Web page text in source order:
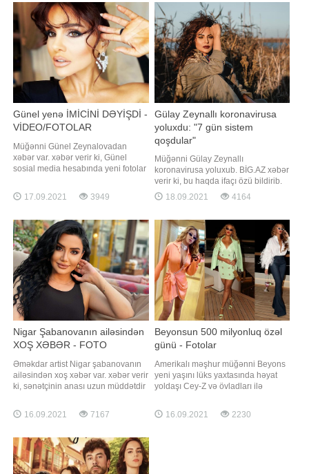
Diqqət!. Əziz Dostlarım, Hacı
Nuranın 4-cu dalğasi başlayıb
Günel yenə İMİCİNİ DƏYİŞDİ -
VİDEO/FOTOLAR
Müğənni Günel Zeynalovadan
xəbər var. xəbər verir ki, Günel
sosial media hesabında yeni fotolar
yeni imici izləyicilərin diqqətin
çəkib. O, saçlarının rəngində və
İzləyiciləri onun yeni görünüşünü
bəyəniblər. Həmin görüntüləri
təqdim edirik:
17.09.2021 3949
Gülay Zeynallı koronavirusa
yoluxdu: "7 gün sistem
qoşdular"
Müğənni Gülay Zeynallı
koronavirusa yoluxub. BİG.AZ xəbər
verir ki, bu haqda ifaçı özü bildirib.
Sənətçi xəstəliyi çox da ağır
keçirmədiyini və tez zamanda
deyib:. "Bəziləri deyir ki, çoxlu
dərmanlar əbul etdim amma xeyri
olmadı. Açığı məndə belə olmadı. 7
gün davaml
18.09.2021 4164
Nigar Şabanovanın ailəsindən
XOŞ XƏBƏR - FOTO
Əməkdar artist Nigar şabanovanın
ailəsindən xoş xəbər var. xəbər verir
ki, sənətçinin anası uzun müddətdir
yataq xəstəsi idi. Nigar sosial media
hesabında paylaşım edərək
qalxdığını qeyd edib: . "5 aya
yaxındır ki, anam beyin qanamas
16.09.2021 7167
Beyonsun 500 milyonluq özəl
günü - Fotolar
Amerikalı məşhur müğənni Beyons
yeni yaşını lüks yaxtasında həyat
yoldaşı Cey-Z və övladları ilə
mediaya istinadən xəbər verir ki,
ifaçının 40 yaşı tamam olub. O, 500
16.09.2021 2230